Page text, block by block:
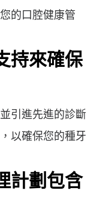
的口腔健康管
持來確保
引進先進的診斷
以確保您的種牙
計劃包含